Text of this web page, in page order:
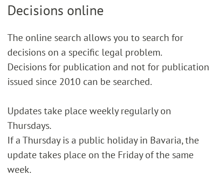
Decisions online
The online search allows you to search for
decisions on a specific legal problem.
Decisions for publication and not for publication
issued since 2010 can be searched.
Updates take place weekly regularly on
Thursdays.
If a Thursday is a public holiday in Bavaria, the
update takes place on the Friday of the same
week.